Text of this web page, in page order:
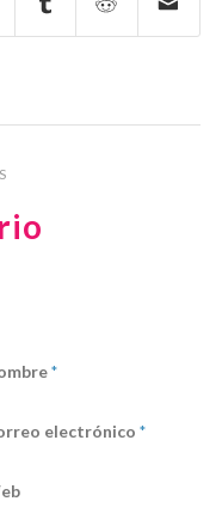
*
electrónico *